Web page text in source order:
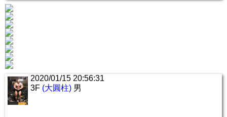
2020/01/15 20:56:31
3F (大圓柱) 男